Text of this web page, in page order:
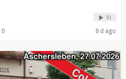
Vi
0 8 d ago